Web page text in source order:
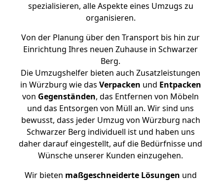
spezialisieren, alle Aspekte eines Umzugs zu
organisieren.
Von der Planung über den Transport bis hin zur
Einrichtung Ihres neuen Zuhause in Schwarzer
Berg.
Die Umzugshelfer bieten auch Zusatzleistungen
in Würzburg wie das Verpacken und Entpacken
von Gegenständen, das Entfernen von Möbeln
und das Entsorgen von Müll an. Wir sind uns
bewusst, dass jeder Umzug von Würzburg nach
Schwarzer Berg individuell ist und haben uns
daher darauf eingestellt, auf die Bedürfnisse und
Wünsche unserer Kunden einzugehen.
Wir bieten maßgeschneiderte Lösungen und